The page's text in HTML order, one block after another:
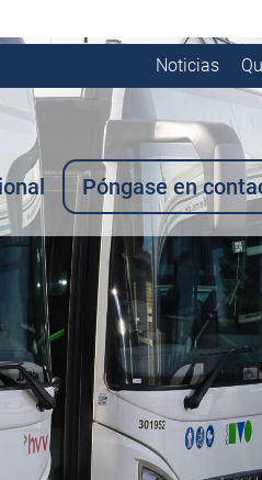
Noticias
Póngase en